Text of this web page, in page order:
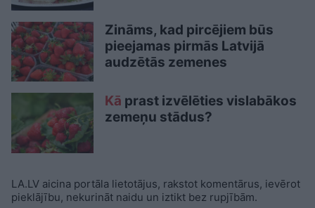
Zināms, kad pircējiem būs
pieejamas pirmās Latvijā
audzētās zemenes
Kā prast izvēlēties vislabākos
zemeņu stādus?
LA.LV aicina portāla lietotājus, rakstot komentārus, ievērot
pieklājību, nekurināt naidu un iztikt bez rupjībām.